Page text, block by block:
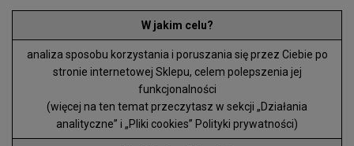
W jakim celu?
analiza sposobu korzystania i poruszania się przez Ciebie po
stronie internetowej Sklepu, celem polepszenia jej
funkcjonalności
(więcej na ten temat przeczytasz w sekcji „Działania
analityczne” i „Pliki cookies” Polityki prywatności)